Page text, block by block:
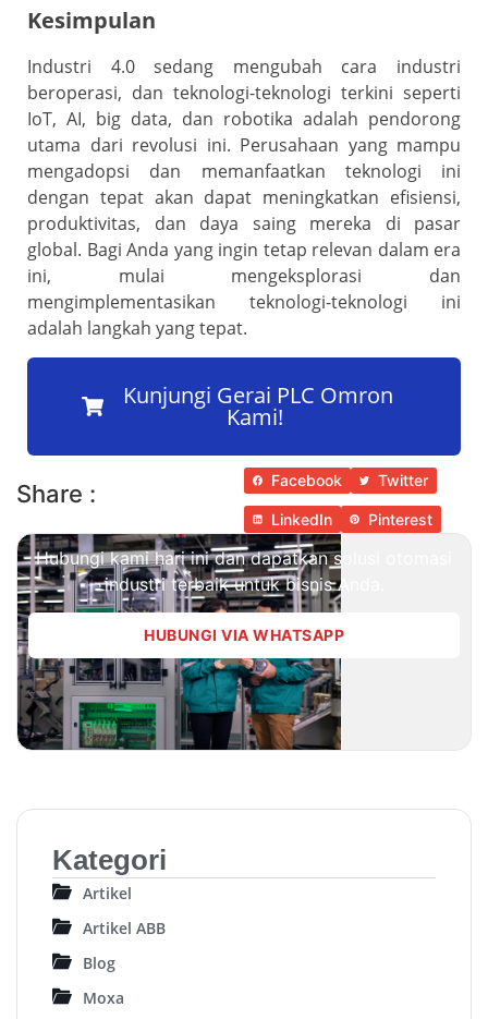
Kesimpulan
Industri 4.0 sedang mengubah cara industri
beroperasi, dan teknologi-teknologi terkini seperti
IoT, AI, big data, dan robotika adalah pendorong
utama dari revolusi ini. Perusahaan yang mampu
mengadopsi dan memanfaatkan teknologi ini
dengan tepat akan dapat meningkatkan efisiensi,
produktivitas, dan daya saing mereka di pasar
global. Bagi Anda yang ingin tetap relevan dalam era
ini, mulai mengeksplorasi dan
mengimplementasikan teknologi-teknologi ini
adalah langkah yang tepat.
‎ ‎Kunjungi Gerai PLC Omron
Kami!
Share : Facebook Twitter
LinkedIn Pinterest
Hubungi kami hari ini dan dapatkan solusi otomasi
industri terbaik untuk bisnis Anda.
HUBUNGI VIA WHATSAPP
Kategori
Artikel
Artikel ABB
Blog
Moxa